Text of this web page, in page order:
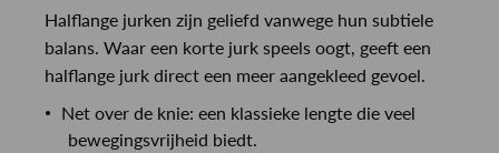
Halflange jurken zijn geliefd vanwege hun subtiele
balans. Waar een korte jurk speels oogt, geeft een
halflange jurk direct een meer aangekleed gevoel.
Net over de knie: een klassieke lengte die veel
bewegingsvrijheid biedt.